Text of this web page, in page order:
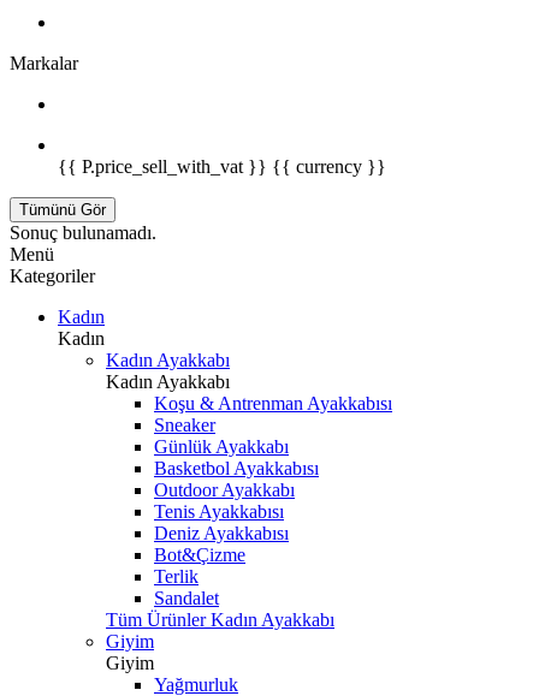
Markalar
{{ P.price_sell_with_vat }} {{ currency }}
Tümünü Gör
Sonuç bulunamadı.
Menü
Kategoriler
Kadın
Kadın
Kadın Ayakkabı
Kadın Ayakkabı
Koşu & Antrenman Ayakkabısı
Sneaker
Günlük Ayakkabı
Basketbol Ayakkabısı
Outdoor Ayakkabı
Tenis Ayakkabısı
Deniz Ayakkabısı
Bot&Çizme
Terlik
Sandalet
Tüm Ürünler Kadın Ayakkabı
Giyim
Giyim
Yağmurluk